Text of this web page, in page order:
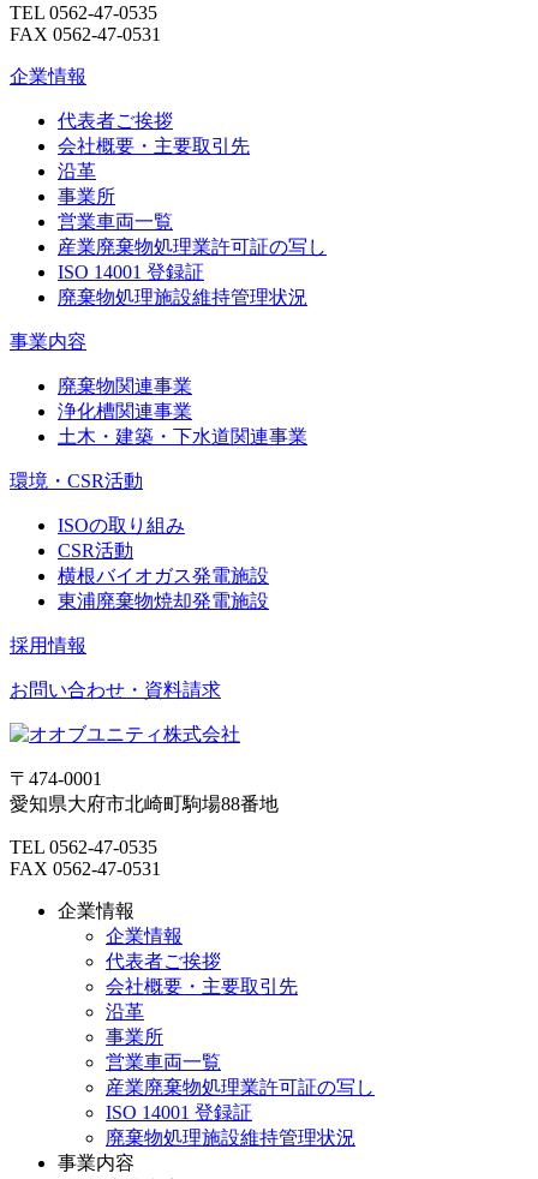
TEL 0562-47-0535
FAX 0562-47-0531
企業情報
代表者ご挨拶
会社概要・主要取引先
沿革
事業所
営業車両一覧
産業廃棄物処理業許可証の写し
ISO 14001 登録証
廃棄物処理施設維持管理状況
事業内容
廃棄物関連事業
浄化槽関連事業
土木・建築・下水道関連事業
環境・CSR活動
ISOの取り組み
CSR活動
横根バイオガス発電施設
東浦廃棄物焼却発電施設
採用情報
お問い合わせ・資料請求
〒474-0001
愛知県大府市北崎町駒場88番地
TEL 0562-47-0535
FAX 0562-47-0531
企業情報
企業情報
代表者ご挨拶
会社概要・主要取引先
沿革
事業所
営業車両一覧
産業廃棄物処理業許可証の写し
ISO 14001 登録証
廃棄物処理施設維持管理状況
事業内容